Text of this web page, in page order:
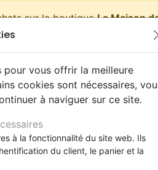
sur la boutiqueLa Maison
Etude biblique
Bandes dessinées
Découverte de la foi
Adolescents, jeunes
Rap, Hip-hop
Films, fiction
Jeux
pour le couple
pour vous offrir la meilleure
cookies sont nécessaires,
à naviguer sur ce site.
à la fonctionnalité du site web. Ils
du client, le panier et la